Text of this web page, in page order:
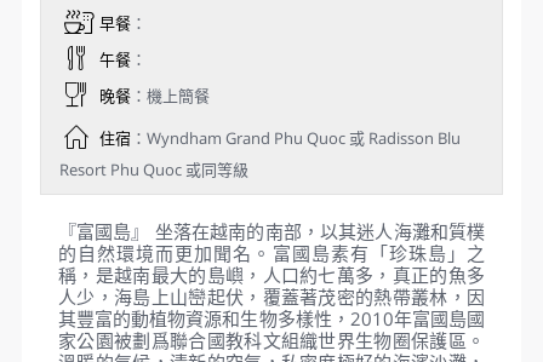
早餐：
午餐：
晚餐：機上簡餐
住宿：Wyndham Grand Phu Quoc 或 Radisson Blu
Resort Phu Quoc 或同等級